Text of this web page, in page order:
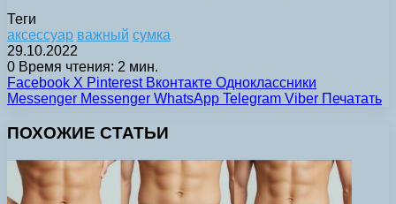
Теги
аксессуар важный сумка
29.10.2022
0 Время чтения: 2 мин.
Facebook X Pinterest Вконтакте Одноклассники
Messenger Messenger WhatsApp Telegram Viber Печатать
ПОХОЖИЕ СТАТЬИ